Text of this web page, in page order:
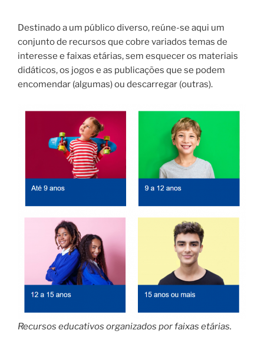
Destinado a um público diverso, reúne-se aqui um
conjunto de recursos que cobre variados temas de
interesse e faixas etárias, sem esquecer os materiais
didáticos, os jogos e as publicações que se podem
encomendar (algumas) ou descarregar (outras).
Recursos educativos organizados por faixas etárias.